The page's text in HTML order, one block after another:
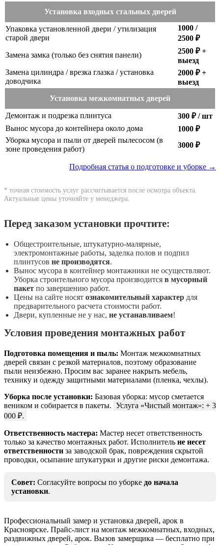
Установка входных стальных дверей
Упаковка установленной двери / утилизация
старой двери
1000 /
2500 ₽
Замена замка (только без снятия панели)
2500 ₽ +
выезд
Замена цилиндра / врезка глазка / установка
доводчика
2000 ₽ +
выезд
Установка межкомнатных дверей
Демонтаж и подрезка плинтуса
300 ₽ / шт
Вынос мусора до контейнера около дома
1000 ₽
Уборка мусора и пыли от дверей пылесосом (в
зоне проведения работ)
3000 ₽
Подробная статья о подготовке и уборке →
* точная стоимость услуг рассчитывается после осмотра объекта.
Актуальные цены уточняйте у менеджера.
Перед заказом установки прочтите:
Общестроительные, штукатурно-малярные,
электромонтажные работы, заделка полов и подпил
плинтусов не производятся.
Вынос мусора в контейнер монтажники не осуществляют.
Уборка строительного мусора производится в мусорный
пакет по завершению работ.
Цены на сайте носят ознакомительный характер для
предварительного расчета стоимости работ.
Двери, купленные не у нас, не устанавливаем!
Условия проведения монтажных работ
Подготовка помещения и пыль: Монтаж межкомнатных
дверей связан с резкой материалов, поэтому образование
пыли неизбежно. Просим вас заранее накрыть мебель,
технику и одежду защитными материалами (пленка, чехлы).
Уборка после установки: Базовая уборка: мусор сметается
веником и собирается в пакеты. Услуга «Чистый монтаж»: + 3
000 ₽.
Ответственность мастера: Мастер несет ответственность
только за качество монтажных работ. Исполнитель не несет
ответственности за заводской брак, повреждения скрытой
проводки, осыпание штукатурки и другие риски демонтажа.
Совет: Согласуйте вопросы по уборке до начала
установки.
Профессиональный замер и установка дверей, арок в
Красноярске. Прайс-лист на монтаж межкомнатных, входных,
раздвижных дверей, арок. Вызов замерщика — бесплатно при